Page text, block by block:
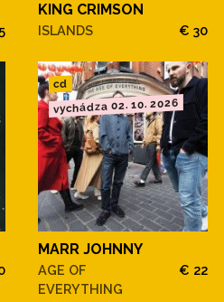
KING CRIMSON
ISLANDS € 30
cd
vychádza 02. 10. 2026
MARR JOHNNY
AGE OF
EVERYTHING
€ 22